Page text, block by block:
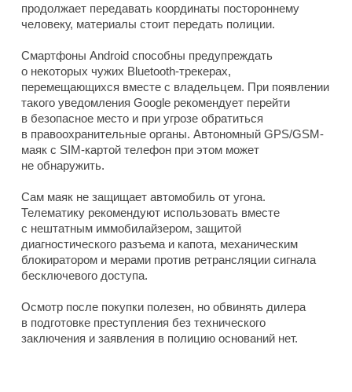
продолжает передавать координаты постороннему
человеку, материалы стоит передать полиции.
Смартфоны Android способны предупреждать
о некоторых чужих Bluetooth-трекерах,
перемещающихся вместе с владельцем. При появлении
такого уведомления Google рекомендует перейти
в безопасное место и при угрозе обратиться
в правоохранительные органы. Автономный GPS/GSM-
маяк с SIM-картой телефон при этом может
не обнаружить.
Сам маяк не защищает автомобиль от угона.
Телематику рекомендуют использовать вместе
с нештатным иммобилайзером, защитой
диагностического разъема и капота, механическим
блокиратором и мерами против ретрансляции сигнала
бесключевого доступа.
Осмотр после покупки полезен, но обвинять дилера
в подготовке преступления без технического
заключения и заявления в полицию оснований нет.